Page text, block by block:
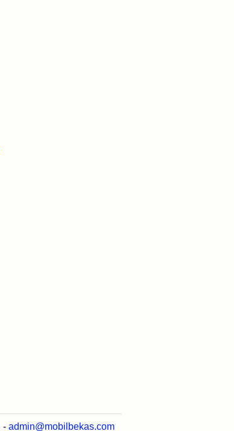
- admin@mobilbekas.com